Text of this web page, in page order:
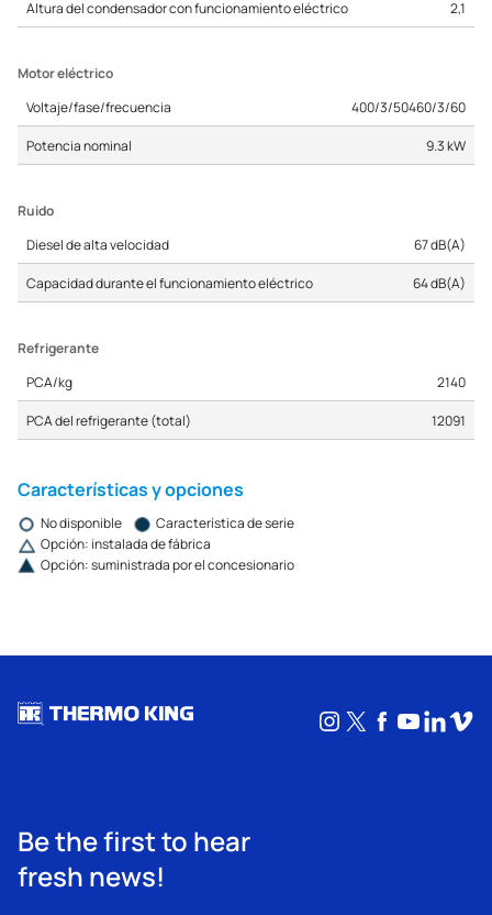
Altura del condensador con funcionamiento eléctrico 2,1
Motor eléctrico
Voltaje/fase/frecuencia 400/3/50460/3/60
Potencia nominal 9.3 kW
Ruido
Diesel de alta velocidad 67 dB(A)
Capacidad durante el funcionamiento eléctrico 64 dB(A)
Refrigerante
PCA/kg 2140
PCA del refrigerante (total) 12091
Características y opciones
No disponible
Característica de serie
Opción: instalada de fábrica
Opción: suministrada por el concesionario
Instagram
X Facebook
Be the first to hear
fresh news!